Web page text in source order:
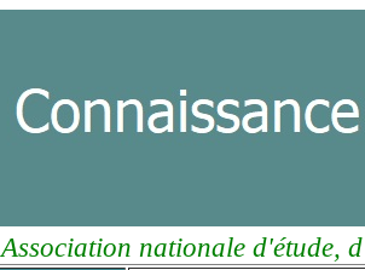
Association nationale d'étude,